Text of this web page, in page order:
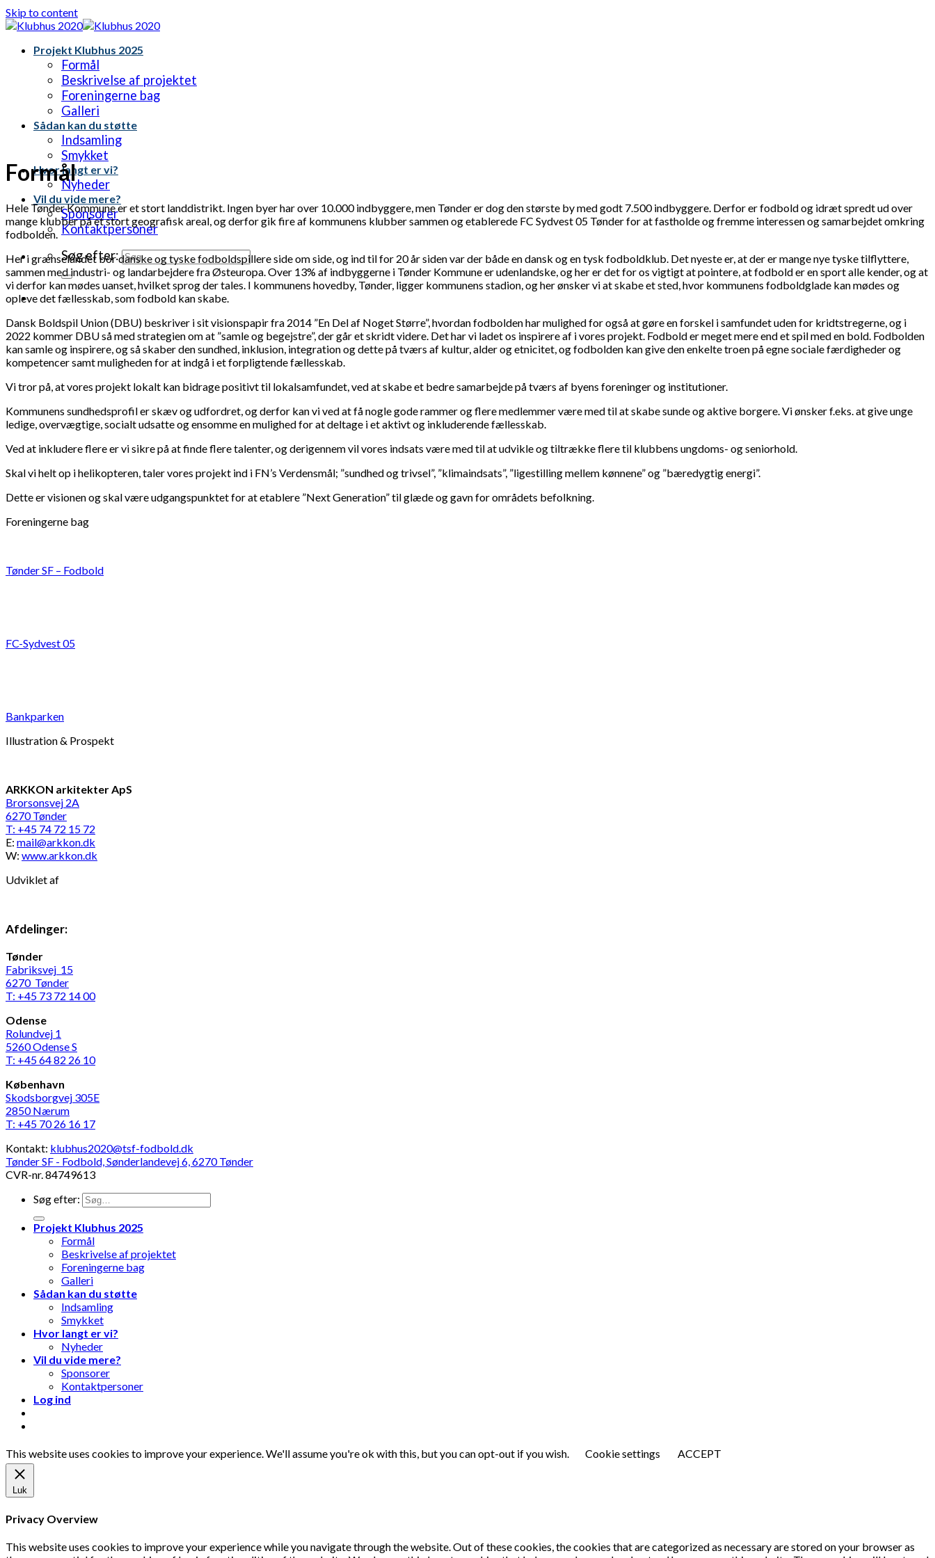
Skip to content
Projekt Klubhus 2025
Formål
Beskrivelse af projektet
Foreningerne bag
Galleri
Sådan kan du støtte
Indsamling
Smykket
Hvor langt er vi?
Nyheder
Vil du vide mere?
Sponsorer
Kontaktpersoner
Søg efter:
Formål
Hele Tønder Kommune er et stort landdistrikt. Ingen byer har over 10.000 indbyggere, men Tønder er dog den største by med godt 7.500 indbyggere. Derfor er fodbold og idræt spredt ud over
mange klubber på et stort geografisk areal, og derfor gik fire af kommunens klubber sammen og etablerede FC Sydvest 05 Tønder for at fastholde og fremme interessen og samarbejdet omkring
fodbolden.
Her i grænselandet bor danske og tyske fodboldspillere side om side, og ind til for 20 år siden var der både en dansk og en tysk fodboldklub. Det nyeste er, at der er mange nye tyske tilflyttere,
sammen med industri- og landarbejdere fra Østeuropa. Over 13% af indbyggerne i Tønder Kommune er udenlandske, og her er det for os vigtigt at pointere, at fodbold er en sport alle kender, og at
vi derfor kan mødes uanset, hvilket sprog der tales. I kommunens hovedby, Tønder, ligger kommunens stadion, og her ønsker vi at skabe et sted, hvor kommunens fodboldglade kan mødes og
opleve det fællesskab, som fodbold kan skabe.
Dansk Boldspil Union (DBU) beskriver i sit visionspapir fra 2014 ”En Del af Noget Større”, hvordan fodbolden har mulighed for også at gøre en forskel i samfundet uden for kridtstregerne, og i
2022 kommer DBU så med strategien om at ”samle og begejstre”, der går et skridt videre. Det har vi ladet os inspirere af i vores projekt. Fodbold er meget mere end et spil med en bold. Fodbolden
kan samle og inspirere, og så skaber den sundhed, inklusion, integration og dette på tværs af kultur, alder og etnicitet, og fodbolden kan give den enkelte troen på egne sociale færdigheder og
kompetencer samt muligheden for at indgå i et forpligtende fællesskab.
Vi tror på, at vores projekt lokalt kan bidrage positivt til lokalsamfundet, ved at skabe et bedre samarbejde på tværs af byens foreninger og institutioner.
Kommunens sundhedsprofil er skæv og udfordret, og derfor kan vi ved at få nogle gode rammer og flere medlemmer være med til at skabe sunde og aktive borgere. Vi ønsker f.eks. at give unge
ledige, overvægtige, socialt udsatte og ensomme en mulighed for at deltage i et aktivt og inkluderende fællesskab.
Ved at inkludere flere er vi sikre på at finde flere talenter, og derigennem vil vores indsats være med til at udvikle og tiltrække flere til klubbens ungdoms- og seniorhold.
Skal vi helt op i helikopteren, taler vores projekt ind i FN’s Verdensmål; ”sundhed og trivsel”, ”klimaindsats”, ”ligestilling mellem kønnene” og ”bæredygtig energi”.
Dette er visionen og skal være udgangspunktet for at etablere ”Next Generation” til glæde og gavn for områdets befolkning.
Foreningerne bag
Tønder SF – Fodbold
FC-Sydvest 05
Bankparken
Illustration & Prospekt
ARKKON arkitekter ApS
Brorsonsvej 2A
6270 Tønder
T: +45 74 72 15 72
E: mail@arkkon.dk
W: www.arkkon.dk
Udviklet af
Afdelinger:
Tønder
Fabriksvej 15
6270 Tønder
T: +45 73 72 14 00
Odense
Rolundvej 1
5260 Odense S
T: +45 64 82 26 10
København
Skodsborgvej 305E
2850 Nærum
T: +45 70 26 16 17
Kontakt: klubhus2020@tsf-fodbold.dk
Tønder SF - Fodbold, Sønderlandevej 6, 6270 Tønder
CVR-nr. 84749613
Søg efter:
Projekt Klubhus 2025
Formål
Beskrivelse af projektet
Foreningerne bag
Galleri
Sådan kan du støtte
Indsamling
Smykket
Hvor langt er vi?
Nyheder
Vil du vide mere?
Sponsorer
Kontaktpersoner
Log ind
This website uses cookies to improve your experience. We'll assume you're ok with this, but you can opt-out if you wish. Cookie settings ACCEPT
Luk
Privacy Overview
This website uses cookies to improve your experience while you navigate through the website. Out of these cookies, the cookies that are categorized as necessary are stored on your browser as